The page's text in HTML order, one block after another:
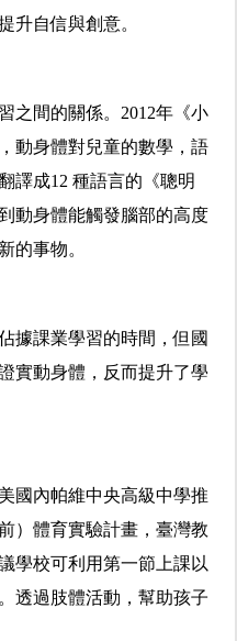
升自信與創意。
之間的關係。2012年《小
動身體對兒童的數學，語
譯成12 種語言的《聰明
動身體能觸發腦部的高度
的事物。
據課業學習的時間，但國
實動身體，反而提升了學
國內帕維中央高級中學推
）體育實驗計畫，臺灣教
學校可利用第一節上課以
透過肢體活動，幫助孩子